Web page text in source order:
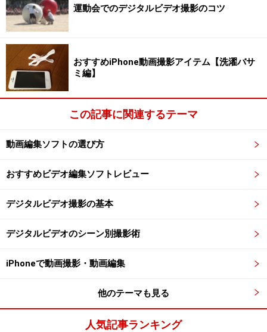
運動会でのデジタルビデオ撮影のコツ
おすすめiPhone動画撮影アイテム【洗濯バサ
ミ編】
この記事に関連するテーマ
動画編集ソフトの選び方
おすすめビデオ編集ソフトレビュー
デジタルビデオ撮影の基本
デジタルビデオのシーン別撮影術
iPhoneで動画撮影・動画編集
他のテーマも見る
人気記事ランキング